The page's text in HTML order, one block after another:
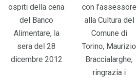
ospiti della cena
del Banco
Alimentare, la
sera del 28
dicembre 2012
con l’assessore
alla Cultura del
Comune di
Torino, Maurizio
Braccialarghe,
ringrazia i